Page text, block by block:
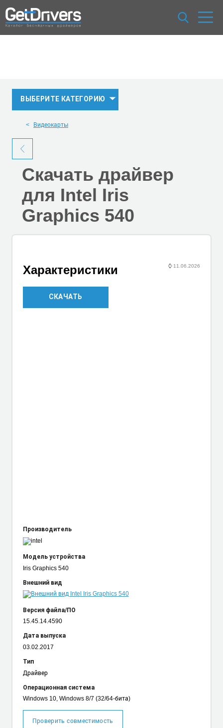
ВЫБЕРИТЕ КАТЕГОРИЮ
Видеокарты
Скачать драйвер
для Intel Iris
Graphics 540
⌚ 11.06.2026
Характеристики
Производитель
Модель устройства
Iris Graphics 540
Внешний вид
Версия файла/ПО
15.45.14.4590
Дата выпуска
03.02.2017
Тип
Драйвер
Операционная система
Windows 10, Windows 8/7 (32/64-бита)
Проверить совместимость
СКАЧАТЬ